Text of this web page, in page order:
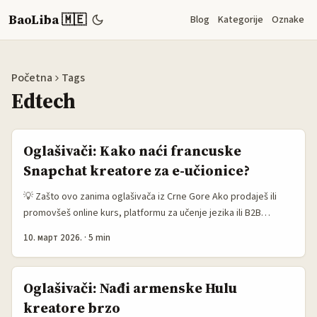
BaoLiba 🇲🇪 Blog Kategorije Oznake
Početna Tags
Edtech
Oglašivači: Kako naći francuske
Snapchat kreatore za e-učionice?
💡 Zašto ovo zanima oglašivača iz Crne Gore Ako prodaješ ili
promovšeš online kurs, platformu za učenje jezika ili B2B
problem: Facebook/Google su skupi, a lokalni reach često traži
kod mlađe publike — što ga čini idealnim za bite‑sized, vizualne
edukativne formate. Snapchat upravo širi Creator Subscriptions
u Francusku (test pokrenut u SAD pa širenje na UK, Kanada i
10. март 2026. · 5 min
Oglašivači: Nađi armenske Hulu
kreatore brzo